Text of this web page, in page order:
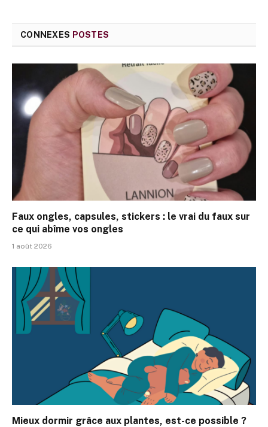
CONNEXES POSTES
Faux ongles, capsules, stickers : le vrai du faux sur
ce qui abîme vos ongles
1 août 2026
Mieux dormir grâce aux plantes, est-ce possible ?